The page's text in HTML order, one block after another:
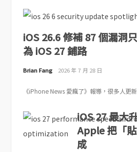
iOS 26.6 修補 87 個漏洞
為 iOS 27 鋪路
Brian Fang 2026 年 7 月 28 日
《iPhone News 愛瘋了》報導，很多人更
iOS 27 最大
Apple 把「
成